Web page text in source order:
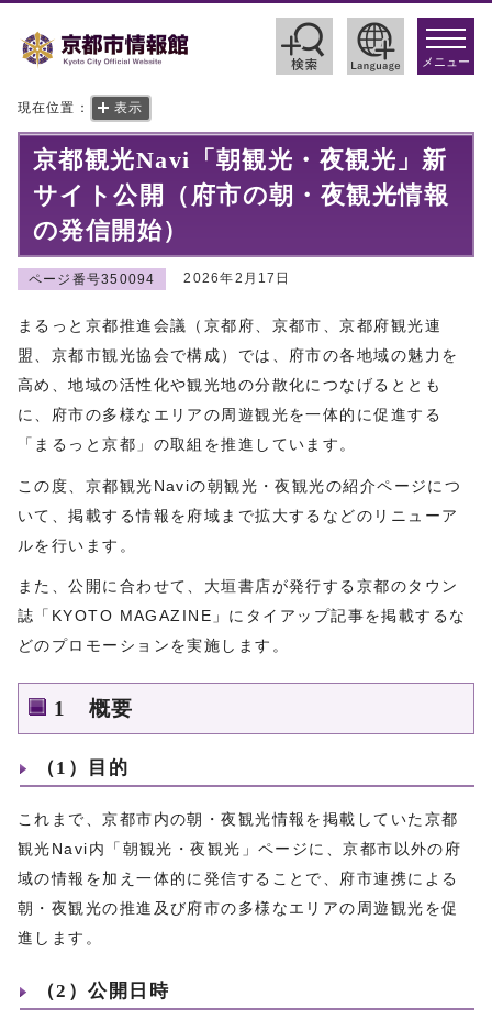
toggle
メニュー
現在位置： 表示
京都観光Navi「朝観光・夜観光」新
サイト公開（府市の朝・夜観光情報
の発信開始）
ページ番号350094 2026年2月17日
まるっと京都推進会議（京都府、京都市、京都府観光連
盟、京都市観光協会で構成）では、府市の各地域の魅力を
高め、地域の活性化や観光地の分散化につなげるととも
に、府市の多様なエリアの周遊観光を一体的に促進する
「まるっと京都」の取組を推進しています。
この度、京都観光Naviの朝観光・夜観光の紹介ページにつ
いて、掲載する情報を府域まで拡大するなどのリニューア
ルを行います。
また、公開に合わせて、大垣書店が発行する京都のタウン
誌「KYOTO MAGAZINE」にタイアップ記事を掲載するな
どのプロモーションを実施します。
1 概要
（1）目的
これまで、京都市内の朝・夜観光情報を掲載していた京都
観光Navi内「朝観光・夜観光」ページに、京都市以外の府
域の情報を加え一体的に発信することで、府市連携による
朝・夜観光の推進及び府市の多様なエリアの周遊観光を促
進します。
（2）公開日時